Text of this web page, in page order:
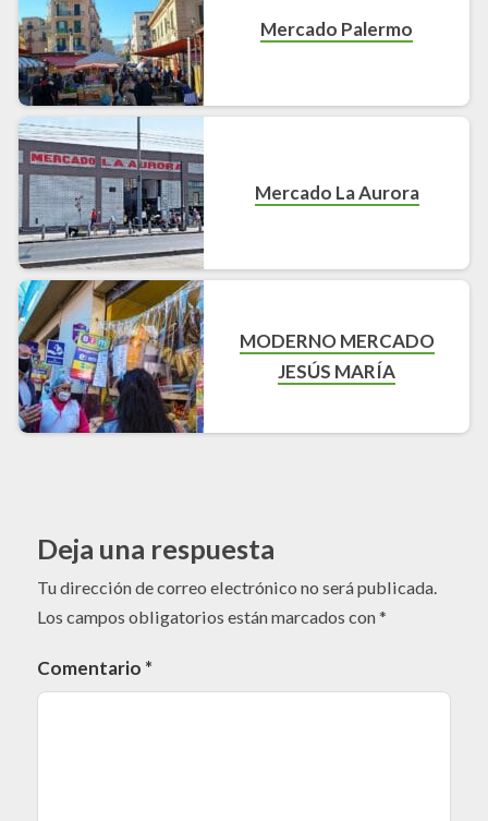
Mercado Palermo
Mercado La Aurora
MODERNO MERCADO
JESÚS MARÍA
Deja una respuesta
Tu dirección de correo electrónico no será publicada.
Los campos obligatorios están marcados con*
Comentario *